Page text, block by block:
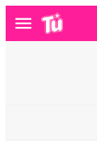
Menú